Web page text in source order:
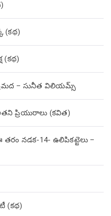
(కథ)
(క‌థ‌)
– సునీత విలియమ్స్
ప్రియురాలు (కవిత)
తరం నడక-14- ఉలిపికట్టెలు –
(కథ)